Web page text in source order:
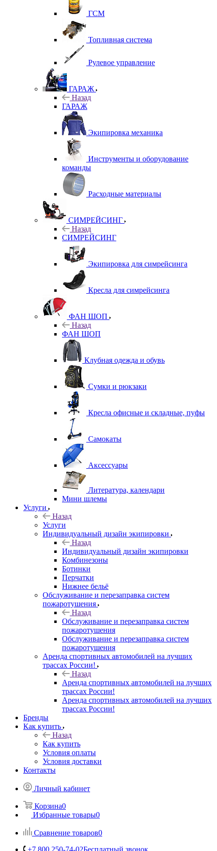
ГСМ
Топливная система
Рулевое управление
ГАРАЖ
Назад
ГАРАЖ
Экипировка механика
Инструменты и оборудование
команды
Расходные материалы
СИМРЕЙСИНГ
Назад
СИМРЕЙСИНГ
Экипировка для симрейсинга
Кресла для симрейсинга
ФАН ШОП
Назад
ФАН ШОП
Клубная одежда и обувь
Сумки и рюкзаки
Кресла офисные и складные, пуфы
Самокаты
Аксессуары
Литература, календари
Мини шлемы
Услуги
Назад
Услуги
Индивидуальный дизайн экипировки
Назад
Индивидуальный дизайн экипировки
Комбинезоны
Ботинки
Перчатки
Нижнее бельё
Обслуживание и перезаправка систем
пожаротушения
Назад
Обслуживание и перезаправка систем
пожаротушения
Обслуживание и перезаправка систем
пожаротушения
Аренда спортивных автомобилей на лучших
трассах России!
Назад
Аренда спортивных автомобилей на лучших
трассах России!
Аренда спортивных автомобилей на лучших
трассах России!
Бренды
Как купить
Назад
Как купить
Условия оплаты
Условия доставки
Контакты
Личный кабинет
Корзина0
Избранные товары0
Сравнение товаров0
+7 800 250-74-02Бесплатный звонок